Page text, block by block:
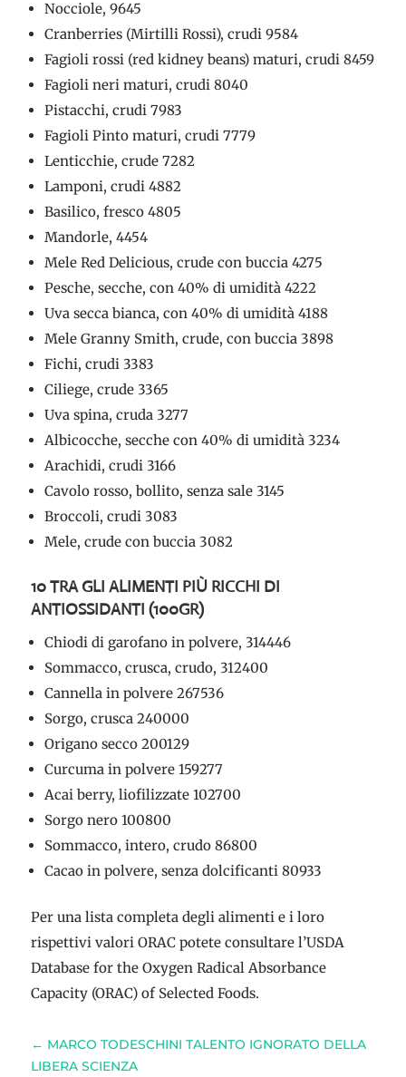
Nocciole, 9645
Cranberries (Mirtilli Rossi), crudi 9584
Fagioli rossi (red kidney beans) maturi, crudi 8459
Fagioli neri maturi, crudi 8040
Pistacchi, crudi 7983
Fagioli Pinto maturi, crudi 7779
Lenticchie, crude 7282
Lamponi, crudi 4882
Basilico, fresco 4805
Mandorle, 4454
Mele Red Delicious, crude con buccia 4275
Pesche, secche, con 40% di umidità 4222
Uva secca bianca, con 40% di umidità 4188
Mele Granny Smith, crude, con buccia 3898
Fichi, crudi 3383
Ciliege, crude 3365
Uva spina, cruda 3277
Albicocche, secche con 40% di umidità 3234
Arachidi, crudi 3166
Cavolo rosso, bollito, senza sale 3145
Broccoli, crudi 3083
Mele, crude con buccia 3082
10 TRA GLI ALIMENTI PIÙ RICCHI DI
ANTIOSSIDANTI (100GR)
Chiodi di garofano in polvere, 314446
Sommacco, crusca, crudo, 312400
Cannella in polvere 267536
Sorgo, crusca 240000
Origano secco 200129
Curcuma in polvere 159277
Acai berry, liofilizzate 102700
Sorgo nero 100800
Sommacco, intero, crudo 86800
Cacao in polvere, senza dolcificanti 80933
Per una lista completa degli alimenti e i loro
rispettivi valori ORAC potete consultare l’USDA
Database for the Oxygen Radical Absorbance
Capacity (ORAC) of Selected Foods.
← MARCO TODESCHINI TALENTO IGNORATO DELLA
LIBERA SCIENZA